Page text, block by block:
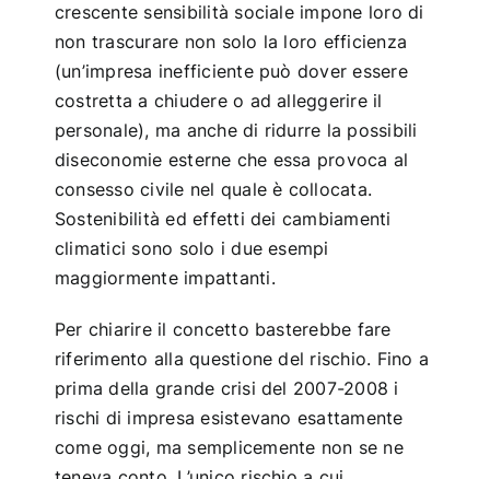
crescente sensibilità sociale impone loro di
non trascurare non solo la loro efficienza
(un’impresa inefficiente può dover essere
costretta a chiudere o ad alleggerire il
personale), ma anche di ridurre la possibili
diseconomie esterne che essa provoca al
consesso civile nel quale è collocata.
Sostenibilità ed effetti dei cambiamenti
climatici sono solo i due esempi
maggiormente impattanti.
Per chiarire il concetto basterebbe fare
riferimento alla questione del rischio. Fino a
prima della grande crisi del 2007-2008 i
rischi di impresa esistevano esattamente
come oggi, ma semplicemente non se ne